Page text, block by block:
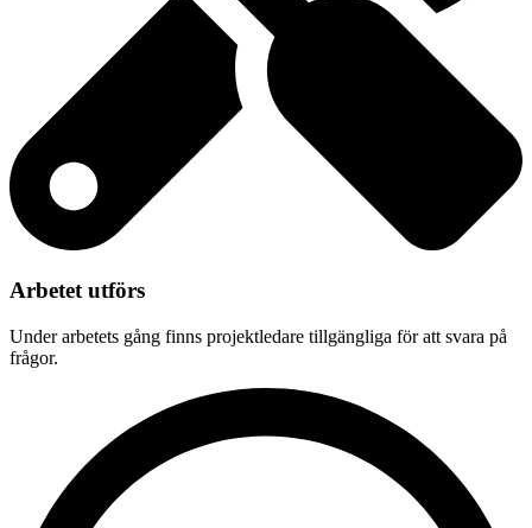
Arbetet utförs
Under arbetets gång finns projektledare tillgängliga för att svara på
frågor.